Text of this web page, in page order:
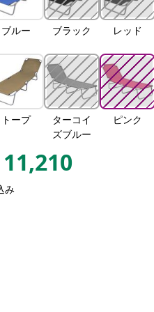
ブルー ブラック レッド
トープ
ターコイ
ズブルー
ピンク
11,210
み